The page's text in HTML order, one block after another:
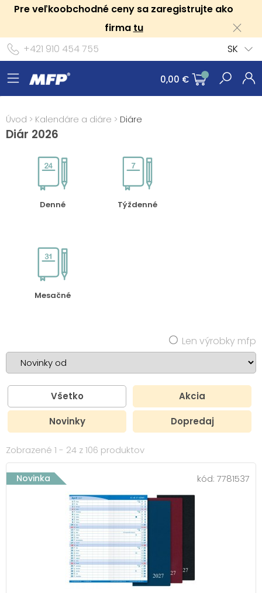
Pre veľkoobchodné ceny sa zaregistrujte ako
firma tu
+421 910 454 755
SK
0,00 €
Úvod > Kalendáre a diáre > Diáre
Diár 2026
Denné Týždenné
Mesačné
Len výrobky mfp
Všetko Akcia
Novinky Dopredaj
Zobrazené 1 - 24 z 106 produktov
Novinka kód: 7781537